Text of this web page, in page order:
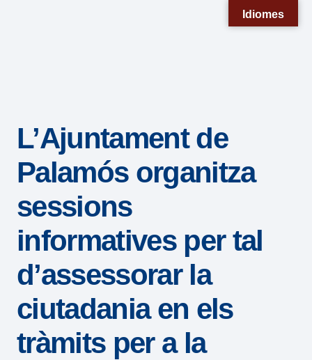
sistema
accesibilidad.
L’Ajuntament de
Palamós organitza
sessions
informatives per tal
d’assessorar la
ciutadania en els
tràmits per a la
Idiomes